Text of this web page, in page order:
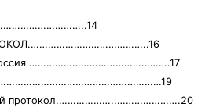
Россия ………………………………………….17
протокол.………………..………………….20